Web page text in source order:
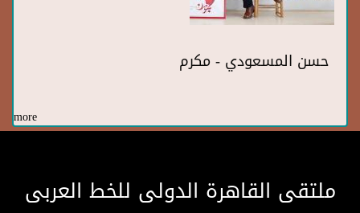
حسن المسعودي - مكرم
more
ملتقى القاهرة الدولى للخط العربى